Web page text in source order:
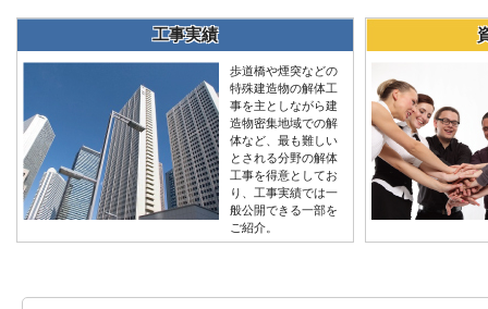
工事実績
歩道橋や煙突などの
特殊建造物の解体工
事を主としながら建
造物密集地域での解
体など、最も難しい
とされる分野の解体
工事を得意としてお
り、工事実績では一
般公開できる一部を
ご紹介。